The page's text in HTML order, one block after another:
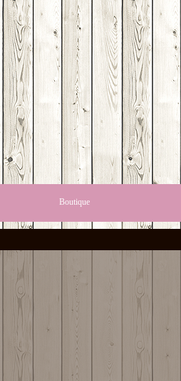
Boutique